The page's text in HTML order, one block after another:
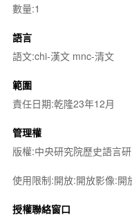
數量:1
語言
語文:chi-漢文 mnc-清文
範圍
責任日期:乾隆23年12月
管理權
版權:中央研究院歷史語言
使用限制:開放:開放影像:開
授權聯絡窗口